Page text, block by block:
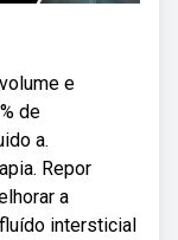
e
de
a.
Repor
a
intersticial